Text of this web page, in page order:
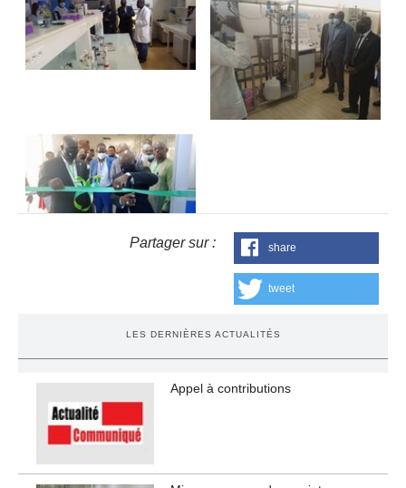
Partager sur : share
tweet
LES DERNIÈRES ACTUALITÉS
Appel à contributions